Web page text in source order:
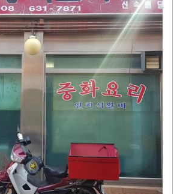
을 보내기에 적합합니다. 또한, 늦은 시
든지 방문할 수 있는 장점이 있습니다.
님을 맞아주며, 따뜻한 서비스로 편안
니다. 이곳은 동네 주민들에게 아지트
있으며, 자주 찾는 손님들이 많습니다.
양한 안주와 함께 좋은 시간을 보낼 수